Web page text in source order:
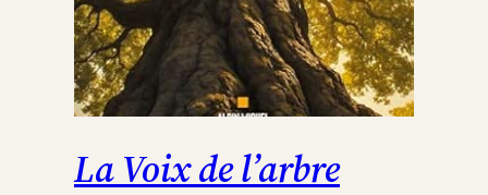
La Voix de l’arbre